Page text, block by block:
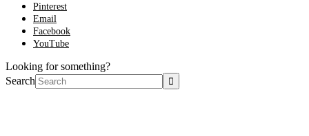
Pinterest
Email
Facebook
YouTube
Looking for something?
Search